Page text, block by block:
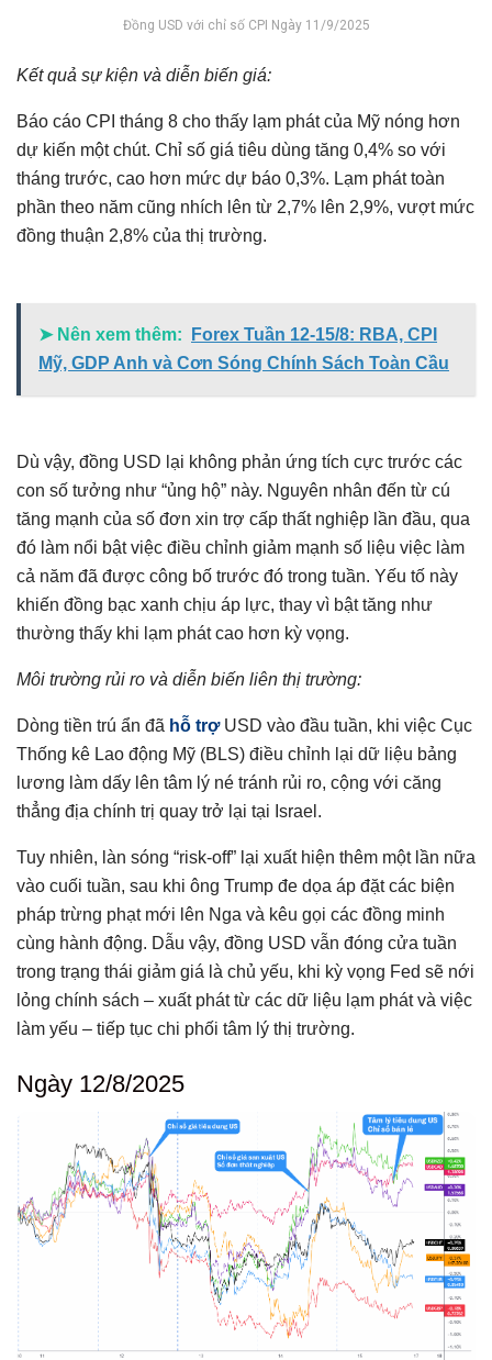
Đồng USD với chỉ số CPI Ngày 11/9/2025
Kết quả sự kiện và diễn biến giá:
Báo cáo CPI tháng 8 cho thấy lạm phát của Mỹ nóng hơn
dự kiến một chút. Chỉ số giá tiêu dùng tăng 0,4% so với
tháng trước, cao hơn mức dự báo 0,3%. Lạm phát toàn
phần theo năm cũng nhích lên từ 2,7% lên 2,9%, vượt mức
đồng thuận 2,8% của thị trường.
➤ Nên xem thêm:
Forex Tuần 12-15/8: RBA, CPI
Mỹ, GDP Anh và Cơn Sóng Chính Sách Toàn Cầu
Dù vậy, đồng USD lại không phản ứng tích cực trước các
con số tưởng như “ủng hộ” này. Nguyên nhân đến từ cú
tăng mạnh của số đơn xin trợ cấp thất nghiệp lần đầu, qua
đó làm nổi bật việc điều chỉnh giảm mạnh số liệu việc làm
cả năm đã được công bố trước đó trong tuần. Yếu tố này
khiến đồng bạc xanh chịu áp lực, thay vì bật tăng như
thường thấy khi lạm phát cao hơn kỳ vọng.
Môi trường rủi ro và diễn biến liên thị trường:
Dòng tiền trú ẩn đã hỗ trợUSD vào đầu tuần, khi việc Cục
Thống kê Lao động Mỹ (BLS) điều chỉnh lại dữ liệu bảng
lương làm dấy lên tâm lý né tránh rủi ro, cộng với căng
thẳng địa chính trị quay trở lại tại Israel.
Tuy nhiên, làn sóng “risk-off” lại xuất hiện thêm một lần nữa
vào cuối tuần, sau khi ông Trump đe dọa áp đặt các biện
pháp trừng phạt mới lên Nga và kêu gọi các đồng minh
cùng hành động. Dẫu vậy, đồng USD vẫn đóng cửa tuần
trong trạng thái giảm giá là chủ yếu, khi kỳ vọng Fed sẽ nới
lỏng chính sách – xuất phát từ các dữ liệu lạm phát và việc
làm yếu – tiếp tục chi phối tâm lý thị trường.
Ngày 12/8/2025